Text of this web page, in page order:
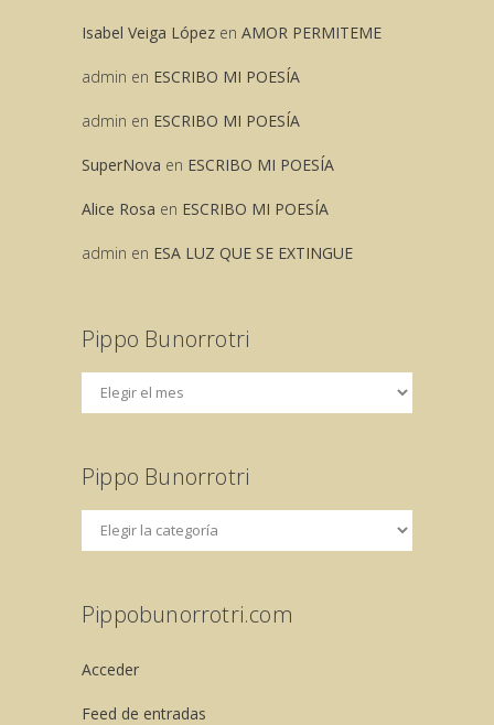
Isabel Veiga López en AMOR PERMITEME
admin en ESCRIBO MI POESÍA
admin en ESCRIBO MI POESÍA
SuperNova en ESCRIBO MI POESÍA
Alice Rosa en ESCRIBO MI POESÍA
admin en ESA LUZ QUE SE EXTINGUE
Pippo Bunorrotri
Pippo Bunorrotri
Pippobunorrotri.com
Acceder
Feed de entradas